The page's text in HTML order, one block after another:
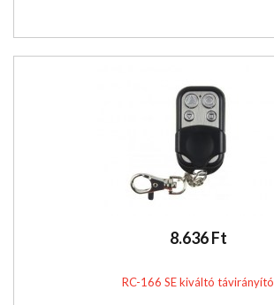
8.636 Ft
RC-166 SE kiváltó távirányító